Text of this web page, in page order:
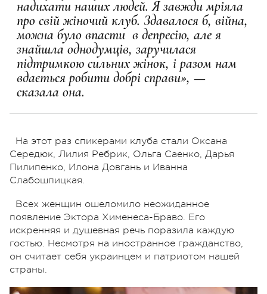
надихати наших людей. Я завжди мріяла
про свій жіночий клуб. Здавалося б, війна,
можна було впасти в депресію, але я
знайшла однодумців, заручилася
підтримкою сильних жінок, і разом нам
вдається робити добрі справи», —
сказала она.
На этот раз спикерами клуба стали Оксана
Середюк, Лилия Ребрик, Ольга Саенко, Дарья
Пилипенко, Илона Довгань и Иванна
Слабошпицкая.
Всех женщин ошеломило неожиданное
появление Эктора Хименеса-Браво. Его
искренняя и душевная речь поразила каждую
гостью. Несмотря на иностранное гражданство,
он считает себя украинцем и патриотом нашей
страны.